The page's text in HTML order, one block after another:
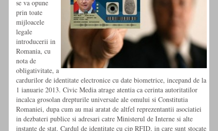
se va opune
prin toate
mijloacele
legale
introducerii in
Romania, cu
nota de
obligativitate, a
cardurilor de identitate electronice cu date biometrice, incepand de la
1 ianuarie 2013. Civic Media atrage atentia ca cerinta autoritatilor
incalca grosolan drepturile universale ale omului si Constitutia
Romaniei, dupa cum au mai aratat de altfel reprezentantii asociatiei
in dezbateri publice si adresari catre Ministerul de Interne si alte
instante de stat. Cardul de identitate cu cip RFID, in care sunt stocate